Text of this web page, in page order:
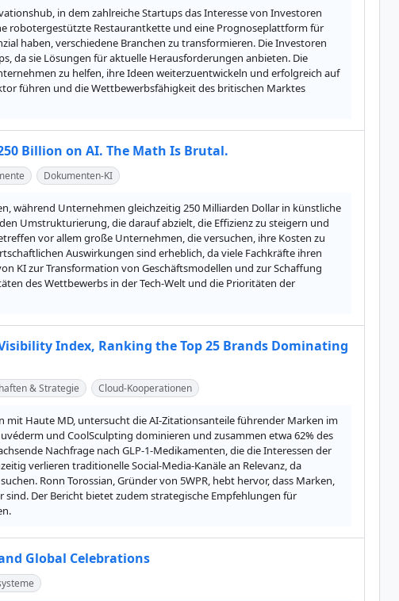
in dem zahlreiche Startups das Interesse von Investoren
robotergestützte Restaurantkette und eine Prognoseplattform für
haben, verschiedene Branchen zu transformieren. Die Investoren
da sie Lösungen für aktuelle Herausforderungen anbieten. Die
zu helfen, ihre Ideen weiterzuentwickeln und erfolgreich auf
führen und die Wettbewerbsfähigkeit des britischen Marktes
Billion on AI. The Math Is Brutal.
Dokumenten-KI
während Unternehmen gleichzeitig 250 Milliarden Dollar in künstliche
Umstrukturierung, die darauf abzielt, die Effizienz zu steigern und
vor allem große Unternehmen, die versuchen, ihre Kosten zu
Auswirkungen sind erheblich, da viele Fachkräfte ihren
KI zur Transformation von Geschäftsmodellen und zur Schaffung
des Wettbewerbs in der Tech-Welt und die Prioritäten der
Index, Ranking the Top 25 Brands Dominating
& Strategie Cloud-Kooperationen
mit Haute MD, untersucht die AI-Zitationsanteile führender Marken im
und CoolSculpting dominieren und zusammen etwa 62% des
Nachfrage nach GLP-1-Medikamenten, die die Interessen der
verlieren traditionelle Social-Media-Kanäle an Relevanz, da
Ronn Torossian, Gründer von 5WPR, hebt hervor, dass Marken,
Der Bericht bietet zudem strategische Empfehlungen für
Global Celebrations